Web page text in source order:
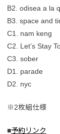
B2. odisea a la
B3. space and
C1. nam keng
C2. Let’s Stay
C3. sober
D1. parade
D2. nyc
※2枚組仕様
■予約リンク